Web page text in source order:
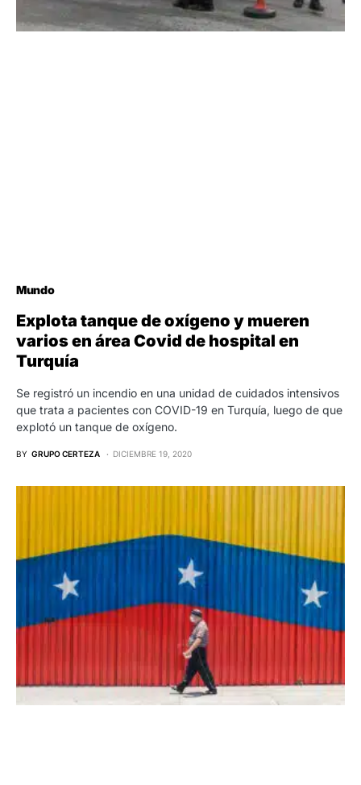
Mundo
Explota tanque de oxígeno y mueren
varios en área Covid de hospital en
Turquía
Se registró un incendio en una unidad de cuidados intensivos
que trata a pacientes con COVID-19 en Turquía, luego de que
explotó un tanque de oxígeno.
BY GRUPO CERTEZA DICIEMBRE 19, 2020